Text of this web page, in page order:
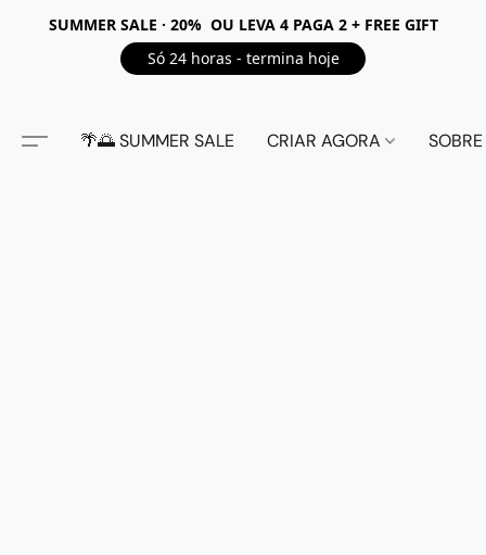
SUMMER SALE · 20% OU LEVA 4 PAGA 2 + FREE GIFT
Só 24 horas - termina hoje
🌴🌅 SUMMER SALE CRIAR AGORA